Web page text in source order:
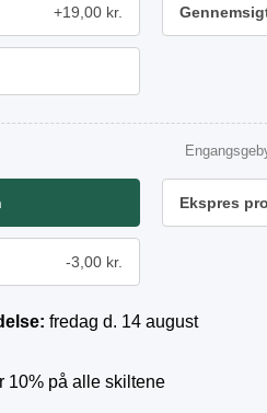
+19,00 kr.
Ekspres
-3,00 kr.
fredag d. 14 august
10% på alle skiltene